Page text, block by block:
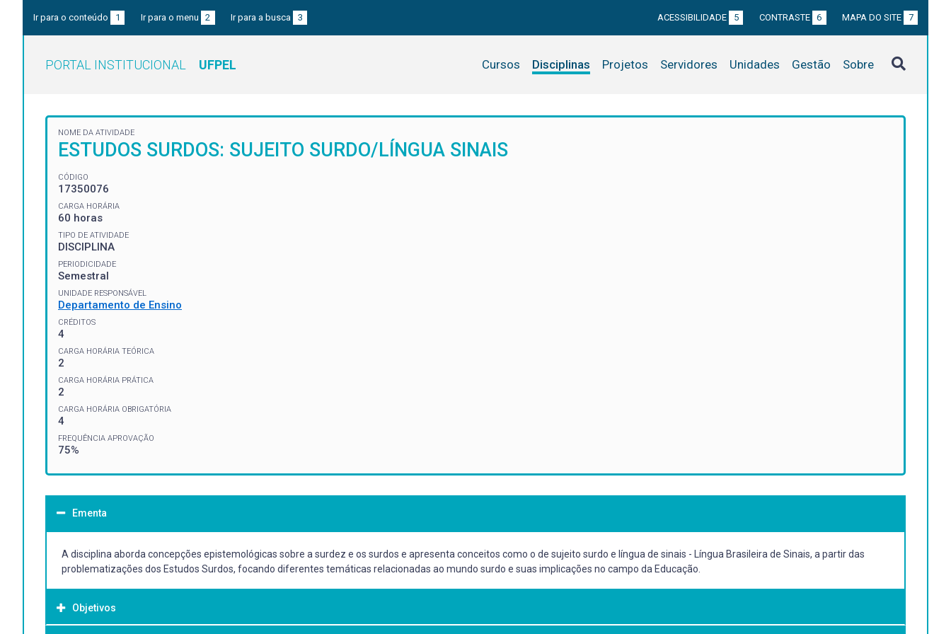
Ir para o conteúdo 1 Ir para o menu 2 Ir para a busca 3 ACESSIBILIDADE 5 CONTRASTE 6 MAPA DO SITE 7
PORTAL INSTITUCIONAL UFPEL Cursos Disciplinas Projetos Servidores Unidades Gestão Sobre
NOME DA ATIVIDADE
ESTUDOS SURDOS: SUJEITO SURDO/LÍNGUA SINAIS
CÓDIGO
17350076
CARGA HORÁRIA
60 horas
TIPO DE ATIVIDADE
DISCIPLINA
PERIODICIDADE
Semestral
UNIDADE RESPONSÁVEL
Departamento de Ensino
CRÉDITOS
4
CARGA HORÁRIA TEÓRICA
2
CARGA HORÁRIA PRÁTICA
2
CARGA HORÁRIA OBRIGATÓRIA
4
FREQUÊNCIA APROVAÇÃO
75%
Ementa
A disciplina aborda concepções epistemológicas sobre a surdez e os surdos e apresenta conceitos como o de sujeito surdo e língua de sinais - Língua Brasileira de Sinais, a partir das
problematizações dos Estudos Surdos, focando diferentes temáticas relacionadas ao mundo surdo e suas implicações no campo da Educação.
Objetivos